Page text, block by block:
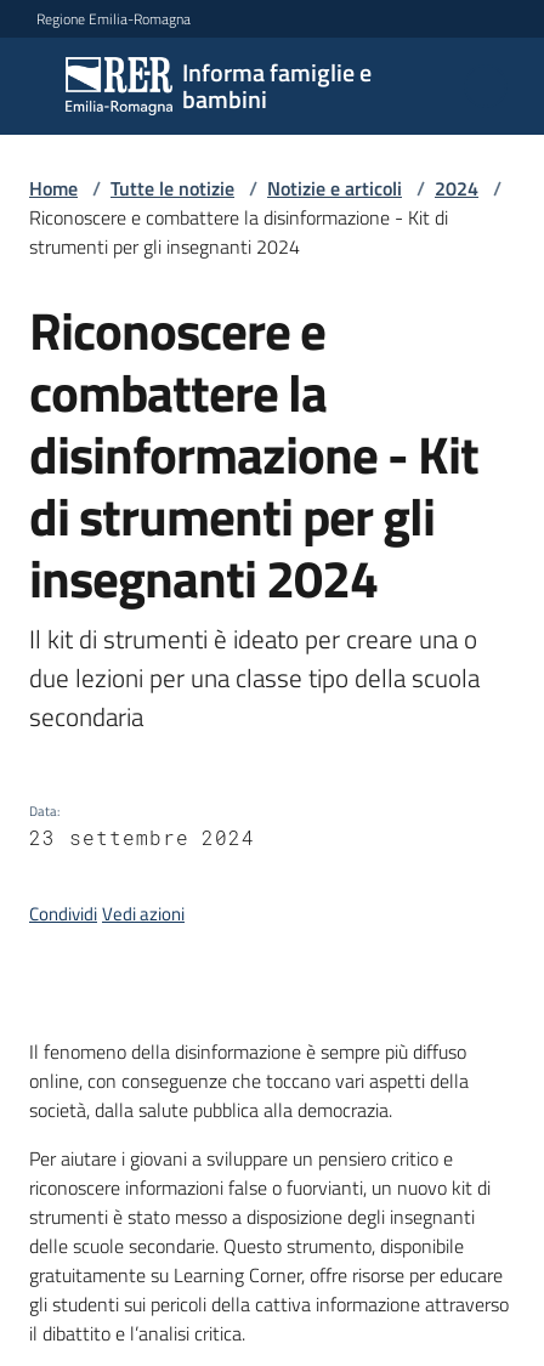
Vai al contenuto
Vai alla navigazione
Vai al footer
Regione Emilia-Romagna
Informa famiglie e
bambini
Informa
famiglie
e
bambini
Servizi
Centri
per
le
famiglie
Informazioni
locali
Newsletter
Home / Tutte le notizie / Notizie e articoli / 2024 /
Riconoscere e combattere la disinformazione - Kit di
strumenti per gli insegnanti 2024
Salta al contenuto
Riconoscere e
combattere la
disinformazione - Kit
di strumenti per gli
insegnanti 2024
Il kit di strumenti è ideato per creare una o
due lezioni per una classe tipo della scuola
secondaria
Data:
23 settembre 2024
CondividiVedi azioni
Introduzione
Il fenomeno della disinformazione è sempre più diffuso
online, con conseguenze che toccano vari aspetti della
società, dalla salute pubblica alla democrazia.
Per aiutare i giovani a sviluppare un pensiero critico e
riconoscere informazioni false o fuorvianti, un nuovo kit di
strumenti è stato messo a disposizione degli insegnanti
delle scuole secondarie. Questo strumento, disponibile
gratuitamente su Learning Corner, offre risorse per educare
gli studenti sui pericoli della cattiva informazione attraverso
il dibattito e l’analisi critica.